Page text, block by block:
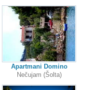
Apartmani Domino
Nečujam (Šolta)